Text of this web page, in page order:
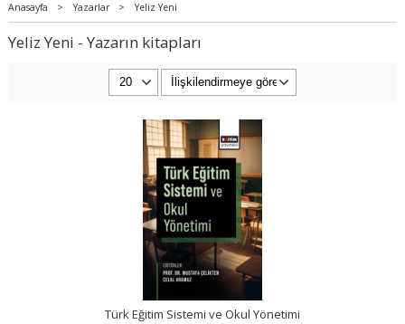
Anasayfa > Yazarlar > Yeliz Yeni
Yeliz Yeni - Yazarın kitapları
Türk Eğitim Sistemi ve Okul Yönetimi